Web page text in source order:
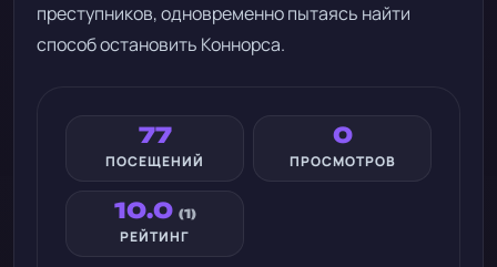
преступников, одновременно пытаясь найти
способ остановить Коннорса.
77
ПОСЕЩЕНИЙ
0
ПРОСМОТРОВ
10.0 (1)
РЕЙТИНГ